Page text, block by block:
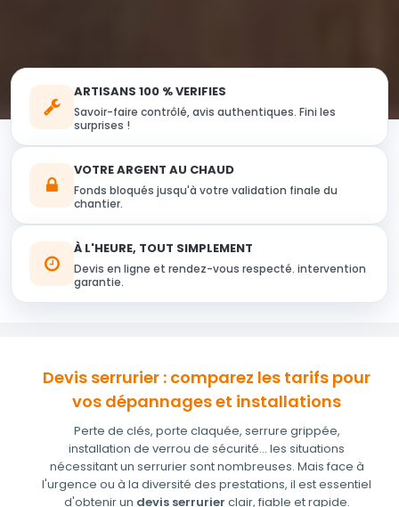
ARTISANS 100 % VERIFIES
Savoir-faire contrôlé, avis authentiques. Fini les
surprises !
VOTRE ARGENT AU CHAUD
Fonds bloqués jusqu'à votre validation finale du
chantier.
À L'HEURE, TOUT SIMPLEMENT
Devis en ligne et rendez-vous respecté. intervention
garantie.
Devis serrurier : comparez les tarifs pour
vos dépannages et installations
Perte de clés, porte claquée, serrure grippée,
installation de verrou de sécurité… les situations
nécessitant un serrurier sont nombreuses. Mais face à
l'urgence ou à la diversité des prestations, il est essentiel
d'obtenir un devis serrurier clair, fiable et rapide.